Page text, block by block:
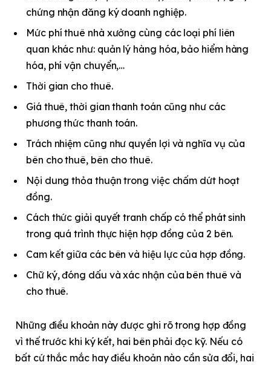
chứng nhận đăng ký doanh nghiệp.
Mức phí thuê nhà xưởng cùng các loại phí liên
quan khác như: quản lý hàng hóa, bảo hiểm hàng
hóa, phí vận chuyển,…
Thời gian cho thuê.
Giá thuê, thời gian thanh toán cũng như các
phương thức thanh toán.
Trách nhiệm cũng như quyền lợi và nghĩa vụ của
bên cho thuê, bên cho thuê.
Nội dung thỏa thuận trong việc chấm dứt hoạt
đồng.
Cách thức giải quyết tranh chấp có thể phát sinh
trong quá trình thực hiện hợp đồng của 2 bên.
Cam kết giữa các bên và hiệu lực của hợp đồng.
Chữ ký, đóng dấu và xác nhận của bên thuê và
cho thuê.
Những điều khoản này được ghi rõ trong hợp đồng
vì thế trước khi ký kết, hai bên phải đọc kỹ. Nếu có
bất cứ thắc mắc hay điều khoản nào cần sửa đổi, hai